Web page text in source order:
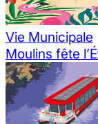
Vie Municipale
Moulins fête